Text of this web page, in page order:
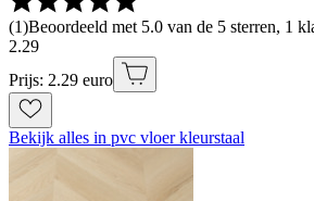
(1)Beoordeeld met 5.0 van de 5 sterren, 1
2.29
Prijs: 2.29 euro
Bekijk alles in pvc vloer kleurstaal